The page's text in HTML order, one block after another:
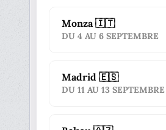
Monza 🇮🇹
DU 4 AU 6 SEPTEMBRE
Madrid 🇪🇸
DU 11 AU 13 SEPTEMBRE